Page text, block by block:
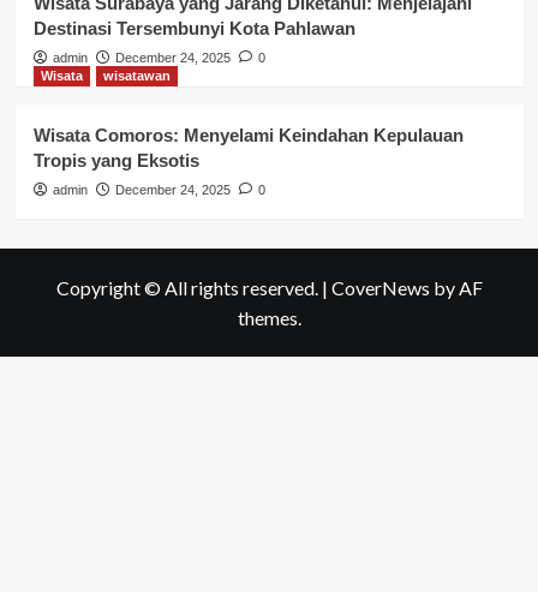
Destinasi Tersembunyi Kota Pahlawan
admin December 24, 2025
0
Wisata
wisatawan
Wisata Comoros: Menyelami Keindahan Kepulauan
Tropis yang Eksotis
admin December 24, 2025 0
Copyright © All rights reserved. | CoverNews by AF
themes.